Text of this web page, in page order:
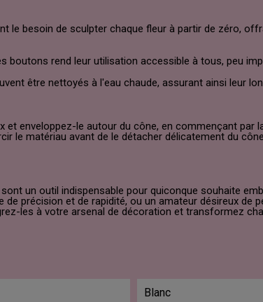
le besoin de sculpter chaque fleur à partir de zéro,
boutons rend leur utilisation accessible à tous, peu
être nettoyés à l'eau chaude, assurant ainsi leur
et enveloppez-le autour du cône, en commençant
le matériau avant de le détacher délicatement du
sont un outil indispensable pour quiconque souhaite
précision et de rapidité, ou un amateur désireux
les à votre arsenal de décoration et transformez
Blanc